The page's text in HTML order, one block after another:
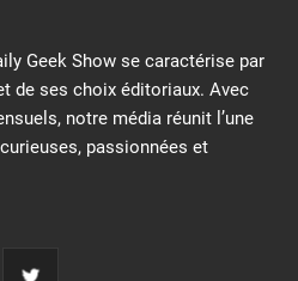
Geek Show se caractérise par
de ses choix éditoriaux. Avec
notre média réunit l’une
passionnées et